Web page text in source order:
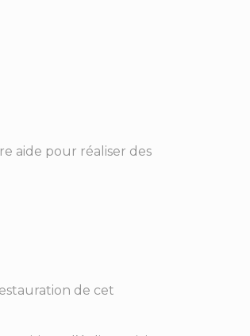
aide pour réaliser des
de cet